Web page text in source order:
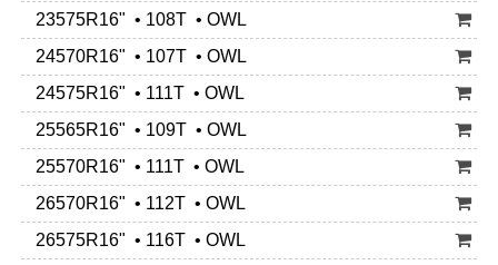
23575R16" • 108T • OWL
24570R16" • 107T • OWL
24575R16" • 111T • OWL
25565R16" • 109T • OWL
25570R16" • 111T • OWL
26570R16" • 112T • OWL
26575R16" • 116T • OWL